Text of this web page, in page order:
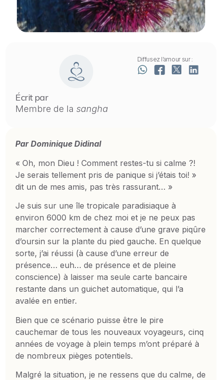
Écrit par
Membre de lasangha
Diffusez l’amour sur :
Par Dominique Didinal
« Oh, mon Dieu ! Comment restes-tu si calme ?!
Je serais tellement pris de panique si j’étais toi! »
dit un de mes amis, pas très rassurant… »
Je suis sur une île tropicale paradisiaque à
environ 6000 km de chez moi et je ne peux pas
marcher correctement à cause d’une grave piqûre
d’oursin sur la plante du pied gauche. En quelque
sorte, j’ai réussi (à cause d’une erreur de
présence… euh… de présence et de pleine
conscience) à laisser ma seule carte bancaire
restante dans un guichet automatique, qui l’a
avalée en entier.
Bien que ce scénario puisse être le pire
cauchemar de tous les nouveaux voyageurs, cinq
années de voyage à plein temps m’ont préparé à
de nombreux pièges potentiels.
Malgré la situation, je ne ressens que du calme, de